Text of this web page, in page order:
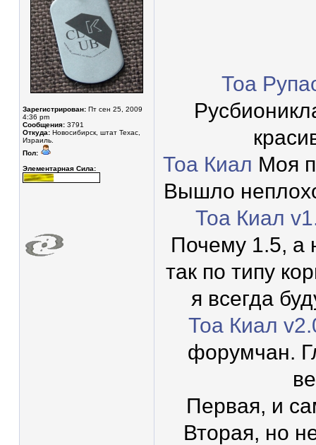
Зарегистрирован: Пт сен 25, 2009
4:36 pm
Сообщения: 3791
Откуда: Новосибирск, штат Техас,
Израиль.
Пол:
Элементарная Сила:
Тоа
Тоа Киал Моя
Вышло
Тоа Киал
Почему 1.5, а
так по типу
я всегда
Тоа Киал
форумчан.
Первая, и
Вторая, но